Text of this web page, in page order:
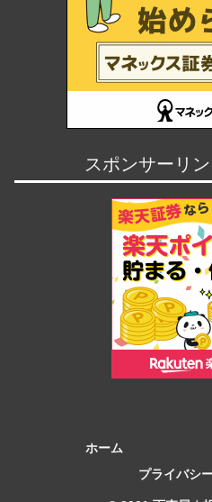
スポンサーリ
ホーム
プライバシ